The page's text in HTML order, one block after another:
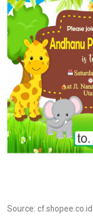
Source: cf.shopee.co.id